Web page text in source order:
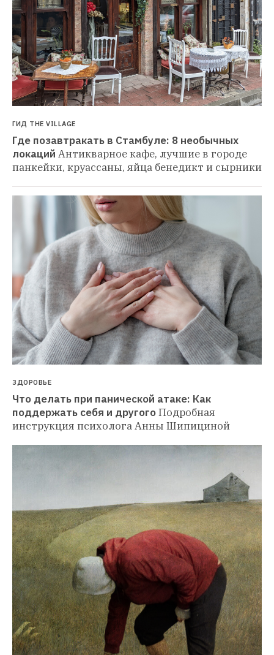
ГИД THE VILLAGE
Где позавтракать в Стамбуле: 8 необычных
локаций Антикварное кафе, лучшие в городе
панкейки, круассаны, яйца бенедикт и сырники
ЗДОРОВЬЕ
Что делать при панической атаке: Как
поддержать себя и другогоПодробная
инструкция психолога Анны Шипициной